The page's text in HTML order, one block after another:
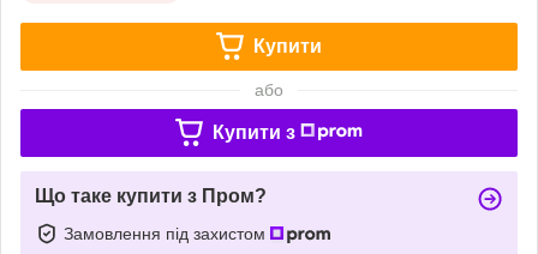
Купити
або
Купити з
Що таке купити з Пром?
Замовлення під захистом